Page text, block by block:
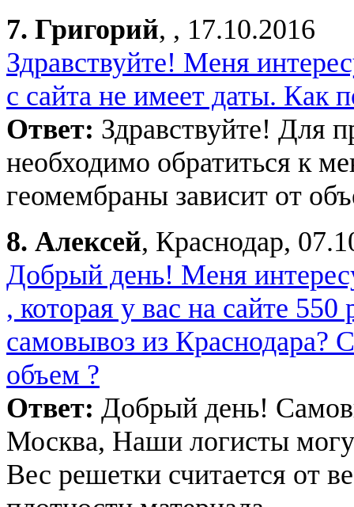
7. Григорий, , 17.10.2016
Здравствуйте! Меня
с сайта не имеет даты. Как
Ответ: Здравствуйте! Для
необходимо обратиться к
геомембраны зависит от
8. Алексей, Краснодар,
Добрый день! Меня
, которая у вас на сайте
самовывоз из Краснодара?
объем ?
Ответ: Добрый день!
Москва, Наши логисты
Вес решетки считается от